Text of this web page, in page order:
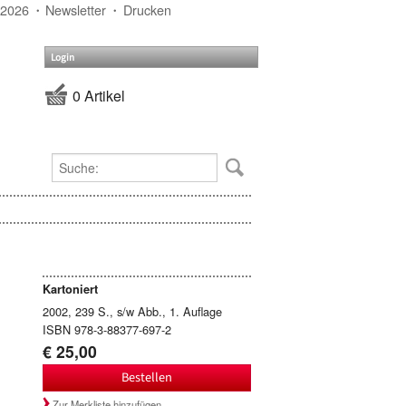
Newsletter Drucken
Login
0 Artikel
Kartoniert
2002, 239 S., s/w Abb., 1. Auflage
ISBN 978-3-88377-697-2
€ 25,00
Bestellen